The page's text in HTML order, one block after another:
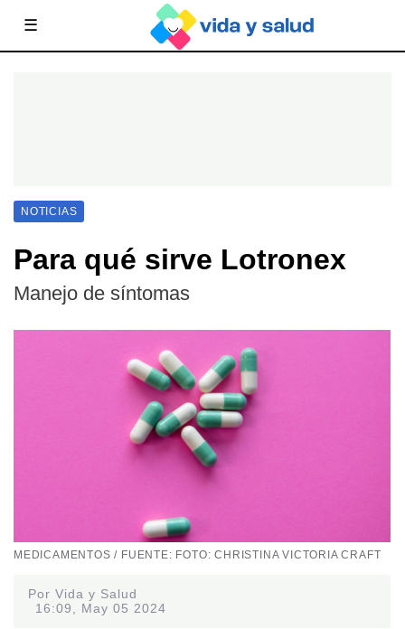
☰
NOTICIAS
Para qué sirve Lotronex
Manejo de síntomas
MEDICAMENTOS / FUENTE: FOTO: CHRISTINA VICTORIA CRAFT
Por Vida y Salud
16:09, May 05 2024